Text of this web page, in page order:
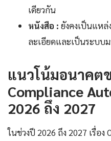
เดียวกัน
หนังสือ : ยังคงเป็นแหล่
ละเอียดและเป็นระบบ
แนวโน้มอนาคตข
Compliance
2026 ถึง 2027
ในช่วงปี 2026 ถึง 2027 เรื่อง